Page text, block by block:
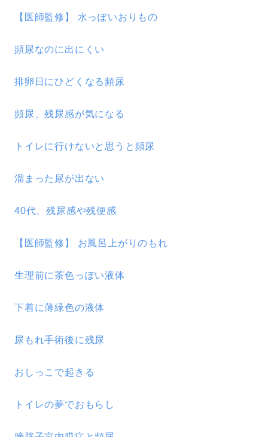
【医師監修】 水っぽいおりもの
頻尿なのに出にくい
排卵日にひどくなる頻尿
頻尿、残尿感が気になる
トイレに行けないと思うと頻尿
溜まった尿が出ない
40代、残尿感や残便感
【医師監修】 お風呂上がりのもれ
生理前に茶色っぽい液体
下着に薄緑色の液体
尿もれ手術後に残尿
おしっこで起きる
トイレの夢でおもらし